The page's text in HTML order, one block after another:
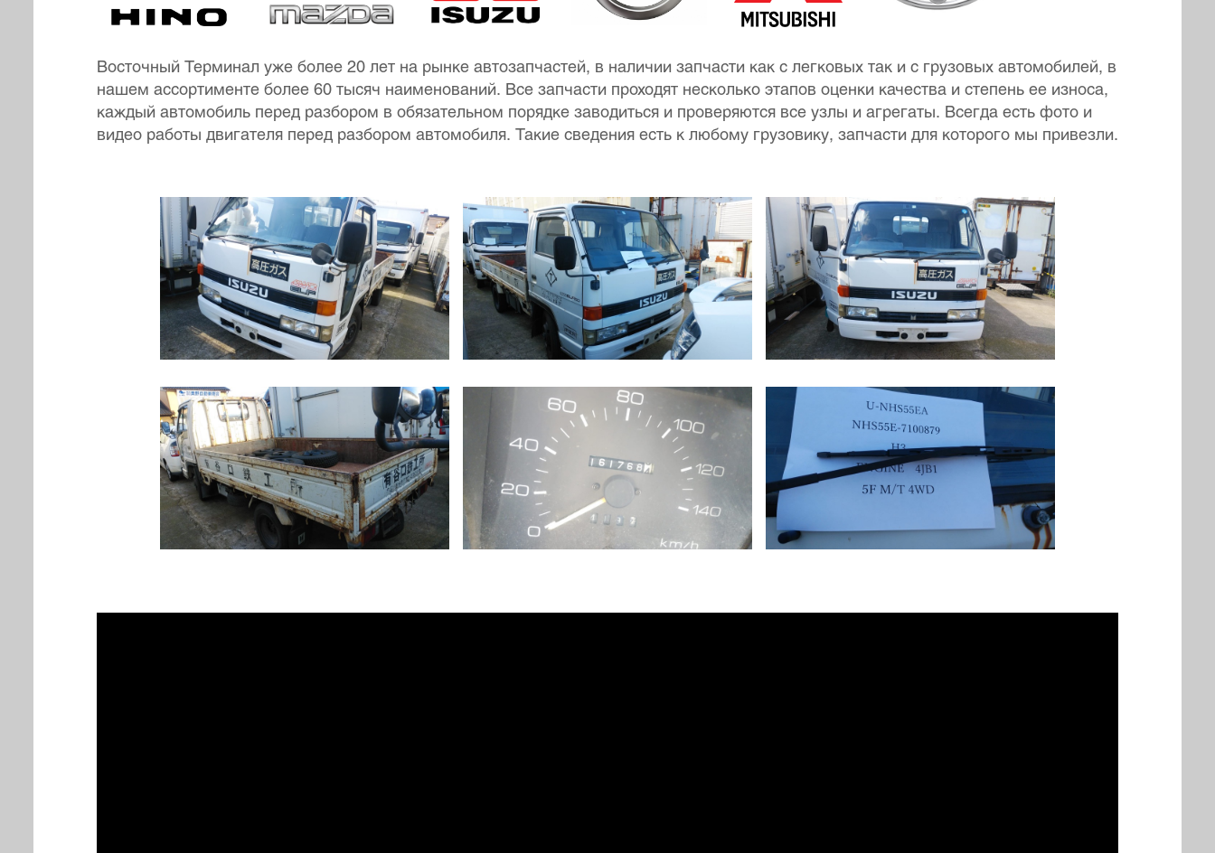
Восточный Терминал уже более 20 лет на рынке автозапчастей, в наличии запчасти как с легковых так и с грузовых автомобилей, в
нашем ассортименте более 60 тысяч наименований. Все запчасти проходят несколько этапов оценки качества и степень ее износа,
каждый автомобиль перед разбором в обязательном порядке заводиться и проверяются все узлы и агрегаты. Всегда есть фото и
видео работы двигателя перед разбором автомобиля. Такие сведения есть к любому грузовику, запчасти для которого мы привезли.